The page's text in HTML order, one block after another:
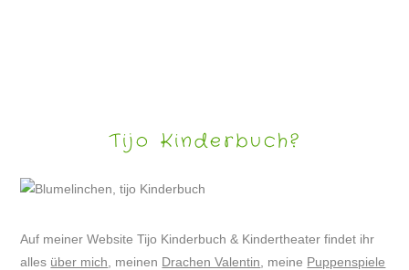
Tijo Kinderbuch?
Auf meiner Website Tijo Kinderbuch & Kindertheater findet ihr
alles über mich , meinen Drachen Valentin , meine Puppenspiele